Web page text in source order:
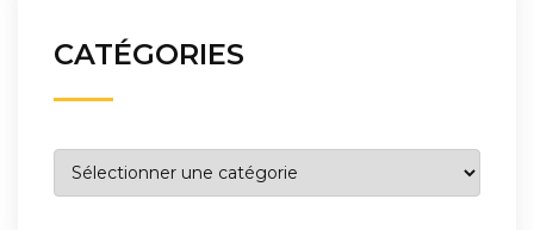
CATÉGORIES
Catégories